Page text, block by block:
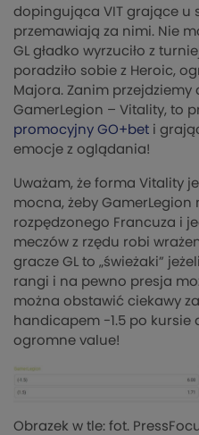
dopingująca VIT grające u
przemawiają za nimi. Nie
GL gładko wyrzuciło z
poradziło sobie z Heroic,
Majora. Zanim
GamerLegion – Vitality, to
promocyjny GO+bet i
emocje z oglądania!
Uważam, że forma Vitality
mocna, żeby GamerLegion
rozpędzonego Francuza i
meczów z rzędu robi
gracze GL to „świeżaki”
rangi i na pewno presja
można obstawić ciekawy
handicapem -1.5 po kursie
ogromne value!
Obrazek w tle: fot.